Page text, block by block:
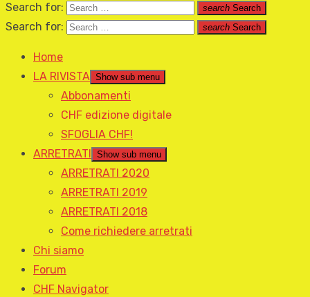
Search for: search Search
Search for: search Search
Home
LA RIVISTA Show sub menu
Abbonamenti
CHF edizione digitale
SFOGLIA CHF!
ARRETRATI
Show sub menu
ARRETRATI 2020
ARRETRATI 2019
ARRETRATI 2018
Come richiedere arretrati
Chi siamo
Forum
CHF Navigator